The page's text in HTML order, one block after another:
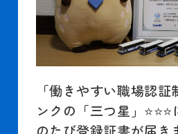
「働きやすい職場認
ンクの「三つ星」